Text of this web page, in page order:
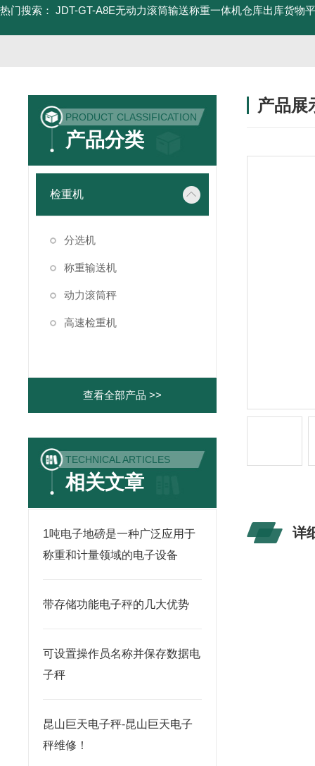
热门搜索： JDT-GT-A8E无动力滚筒输送称重一体机仓库出库货物
PRODUCT CLASSIFICATION
产品分类
检重机
分选机
称重输送机
动力滚筒秤
高速检重机
查看全部产品 >>
TECHNICAL ARTICLES
相关文章
1吨电子地磅是一种广泛应用于
称重和计量领域的电子设备
带存储功能电子秤的几大优势
可设置操作员名称并保存数据电
子秤
昆山巨天电子秤-昆山巨天电子
秤维修！
产品展
详